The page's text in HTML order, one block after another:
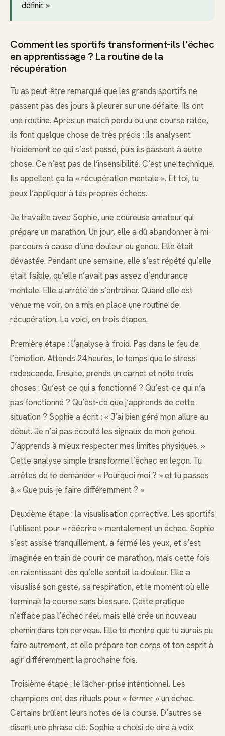
définir. »
Comment les sportifs transforment-ils l’échec
en apprentissage ? La routine de la
récupération
Tu as peut-être remarqué que les grands sportifs ne
passent pas des jours à pleurer sur une défaite. Ils ont
une routine. Après un match perdu ou une course ratée,
ils font quelque chose de très précis : ils analysent
froidement ce qui s’est passé, puis ils passent à autre
chose. Ce n’est pas de l’insensibilité. C’est une technique.
Ils appellent ça la « récupération mentale ». Et toi, tu
peux l’appliquer à tes propres échecs.
Je travaille avec Sophie, une coureuse amateur qui
prépare un marathon. Un jour, elle a dû abandonner à mi-
parcours à cause d’une douleur au genou. Elle était
dévastée. Pendant une semaine, elle s’est répété qu’elle
était faible, qu’elle n’avait pas assez d’endurance
mentale. Elle a arrêté de s’entraîner. Quand elle est
venue me voir, on a mis en place une routine de
récupération. La voici, en trois étapes.
Première étape : l’analyse à froid. Pas dans le feu de
l’émotion. Attends 24 heures, le temps que le stress
redescende. Ensuite, prends un carnet et note trois
choses : Qu’est-ce qui a fonctionné ? Qu’est-ce qui n’a
pas fonctionné ? Qu’est-ce que j’apprends de cette
situation ? Sophie a écrit : « J’ai bien géré mon allure au
début. Je n’ai pas écouté les signaux de mon genou.
J’apprends à mieux respecter mes limites physiques. »
Cette analyse simple transforme l’échec en leçon. Tu
arrêtes de te demander « Pourquoi moi ? » et tu passes
à « Que puis-je faire différemment ? »
Deuxième étape : la visualisation corrective. Les sportifs
l’utilisent pour « réécrire » mentalement un échec. Sophie
s’est assise tranquillement, a fermé les yeux, et s’est
imaginée en train de courir ce marathon, mais cette fois
en ralentissant dès qu’elle sentait la douleur. Elle a
visualisé son geste, sa respiration, et le moment où elle
terminait la course sans blessure. Cette pratique
n’efface pas l’échec réel, mais elle crée un nouveau
chemin dans ton cerveau. Elle te montre que tu aurais pu
faire autrement, et elle prépare ton corps et ton esprit à
agir différemment la prochaine fois.
Troisième étape : le lâcher-prise intentionnel. Les
champions ont des rituels pour « fermer » un échec.
Certains brûlent leurs notes de la course. D’autres se
disent une phrase clé. Sophie a choisi de dire à voix